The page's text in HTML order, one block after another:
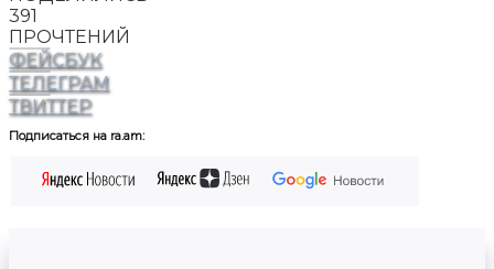
391
ПРОЧТЕНИЙ
ФЕЙСБУК
ТЕЛЕГРАМ
ТВИТТЕР
Подписаться на ra.am: